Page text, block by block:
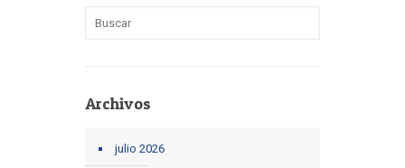
Archivos
julio 2026